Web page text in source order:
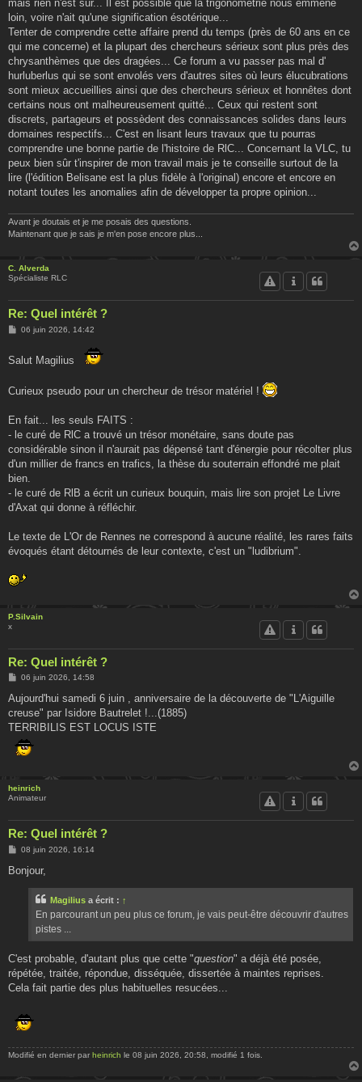
mais rien n'est sûr... Il est possible que la trigonométrie nous emmène
loin, voire n'ait qu'une signification ésotérique...
Tenter de comprendre cette affaire prend du temps (près de 60 ans en ce
qui me concerne) et la plupart des chercheurs sérieux sont plus près des
chrysanthèmes que des dragées... Ce forum a vu passer pas mal d'
hurluberlus qui se sont envolés vers d'autres sites où leurs élucubrations
sont mieux accueillies ainsi que des chercheurs sérieux et honnêtes dont
certains nous ont malheureusement quitté... Ceux qui restent sont
discrets, partageurs et possèdent des connaissances solides dans leurs
domaines respectifs... C'est en lisant leurs travaux que tu pourras
comprendre une bonne partie de l'histoire de RlC... Concernant la VLC, tu
peux bien sûr t'inspirer de mon travail mais je te conseille surtout de la
lire (l'édition Belisane est la plus fidèle à l'original) encore et encore en
notant toutes les anomalies afin de développer ta propre opinion...
Avant je doutais et je me posais des questions.
Maintenant que je sais je m'en pose encore plus...
C. Alverda
Spécialiste RLC
Re: Quel intérêt ?
M
s
06 juin 2026, 14:42
Salut Magilius
Curieux pseudo pour un chercheur de trésor matériel !
En fait... les seuls FAITS :
- le curé de RlC a trouvé un trésor monétaire, sans doute pas
considérable sinon il n'aurait pas dépensé tant d'énergie pour récolter plus
d'un millier de francs en trafics, la thèse du souterrain effondré me plait
bien.
- le curé de RlB a écrit un curieux bouquin, mais lire son projet Le Livre
d'Axat qui donne à réfléchir.
Le texte de L'Or de Rennes ne correspond à aucune réalité, les rares faits
évoqués étant détournés de leur contexte, c'est un "ludibrium".
P.Silvain
x
Re: Quel intérêt ?
M
s
s
a
g
06 juin 2026, 14:58
Aujourd'hui samedi 6 juin , anniversaire de la découverte de "L'Aiguille
creuse" par Isidore Bautrelet !...(1885)
TERRIBILIS EST LOCUS ISTE
heinrich
Animateur
Re: Quel intérêt ?
M
s
08 juin 2026, 16:14
Bonjour,
Magilius a écrit : ↑
En parcourant un peu plus ce forum, je vais peut-être découvrir d'autres
pistes ...
C'est probable, d'autant plus que cette "question" a déjà été posée,
répétée, traitée, répondue, disséquée, dissertée à maintes reprises.
Cela fait partie des plus habituelles resucées...
Modifié en dernier par heinrich le 08 juin 2026, 20:58, modifié 1 fois.